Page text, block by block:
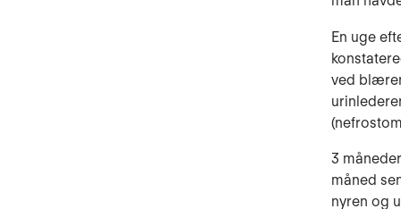
En uge
ved
3
måned
nyren og